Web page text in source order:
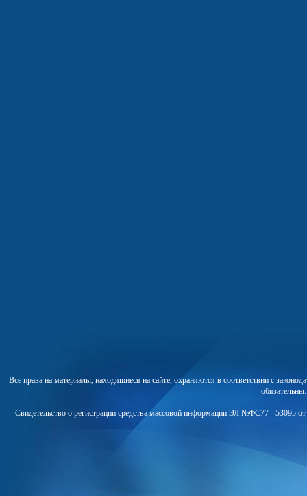
Все права на материалы, находящиеся на сайте, охраняются в соответствии с
Свидетельство о регистрации средства массовой информации ЭЛ №ФС77 - 53095